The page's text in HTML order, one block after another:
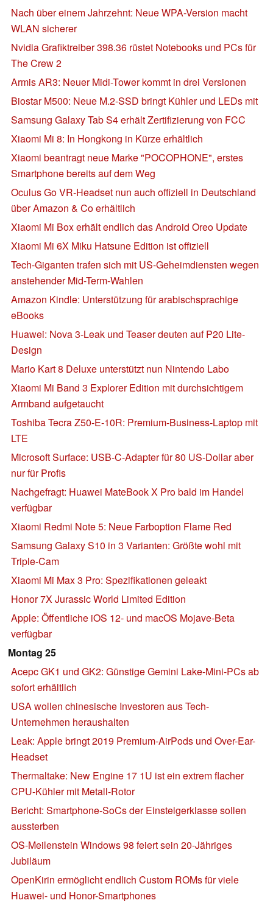
Nach über einem Jahrzehnt: Neue WPA-Version macht
WLAN sicherer
Nvidia Grafiktreiber 398.36 rüstet Notebooks und PCs für
The Crew 2
Armis AR3: Neuer Midi-Tower kommt in drei Versionen
Biostar M500: Neue M.2-SSD bringt Kühler und LEDs mit
Samsung Galaxy Tab S4 erhält Zertifizierung von FCC
Xiaomi Mi 8: In Hongkong in Kürze erhältlich
Xiaomi beantragt neue Marke "POCOPHONE", erstes
Smartphone bereits auf dem Weg
Oculus Go VR-Headset nun auch offiziell in Deutschland
über Amazon & Co erhältlich
Xiaomi Mi Box erhält endlich das Android Oreo Update
Xiaomi Mi 6X Miku Hatsune Edition ist offiziell
Tech-Giganten trafen sich mit US-Geheimdiensten wegen
anstehender Mid-Term-Wahlen
Amazon Kindle: Unterstützung für arabischsprachige
eBooks
Huawei: Nova 3-Leak und Teaser deuten auf P20 Lite-
Design
Mario Kart 8 Deluxe unterstützt nun Nintendo Labo
Xiaomi Mi Band 3 Explorer Edition mit durchsichtigem
Armband aufgetaucht
Toshiba Tecra Z50-E-10R: Premium-Business-Laptop mit
LTE
Microsoft Surface: USB-C-Adapter für 80 US-Dollar aber
nur für Profis
Nachgefragt: Huawei MateBook X Pro bald im Handel
verfügbar
Xiaomi Redmi Note 5: Neue Farboption Flame Red
Samsung Galaxy S10 in 3 Varianten: Größte wohl mit
Triple-Cam
Xiaomi Mi Max 3 Pro: Spezifikationen geleakt
Honor 7X Jurassic World Limited Edition
Apple: Öffentliche iOS 12- und macOS Mojave-Beta
verfügbar
Montag 25
Acepc GK1 und GK2: Günstige Gemini Lake-Mini-PCs ab
sofort erhältlich
USA wollen chinesische Investoren aus Tech-
Unternehmen heraushalten
Leak: Apple bringt 2019 Premium-AirPods und Over-Ear-
Headset
Thermaltake: New Engine 17 1U ist ein extrem flacher
CPU-Kühler mit Metall-Rotor
Bericht: Smartphone-SoCs der Einsteigerklasse sollen
aussterben
OS-Meilenstein Windows 98 feiert sein 20-Jähriges
Jubiläum
OpenKirin ermöglicht endlich Custom ROMs für viele
Huawei- und Honor-Smartphones